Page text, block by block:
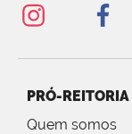
PRÓ-
Quem somos